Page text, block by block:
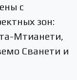
с
зон:
Мтианети,
Сванети и